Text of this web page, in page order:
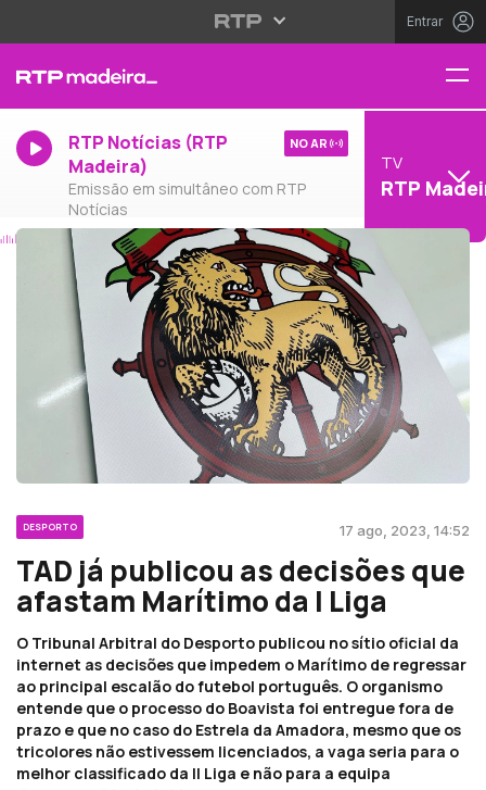
Entrar
RTP Notícias (RTP
Madeira)
Emissão em simultâneo com RTP
Notícias
NO AR
TV
RTP
DESPORTO 17 ago, 2023, 14:52
TAD já publicou as decisões que
afastam Marítimo da I Liga
O Tribunal Arbitral do Desporto publicou no sítio oficial da
internet as decisões que impedem o Marítimo de regressar
ao principal escalão do futebol português. O organismo
entende que o processo do Boavista foi entregue fora de
prazo e que no caso do Estrela da Amadora, mesmo que os
tricolores não estivessem licenciados, a vaga seria para o
melhor classificado da II Liga e não para a equipa